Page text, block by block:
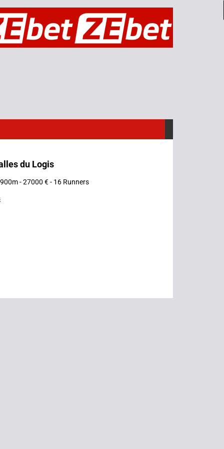
du Logis
- 27000 € - 16 Runners